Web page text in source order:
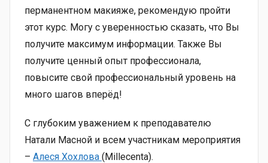
перманентном макияже, рекомендую пройти
этот курс. Могу с уверенностью сказать, что Вы
получите максимум информации. Также Вы
получите ценный опыт профессионала,
повысите свой профессиональный уровень на
много шагов вперёд!
С глубоким уважением к преподавателю
Натали Масной и всем участникам мероприятия
– Алеся Хохлова (Millecenta).